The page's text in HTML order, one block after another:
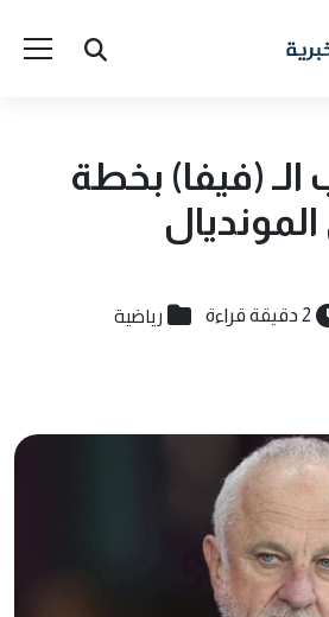
الـ (فيفا) بخطة
2 دقيقة قراءة رياضية